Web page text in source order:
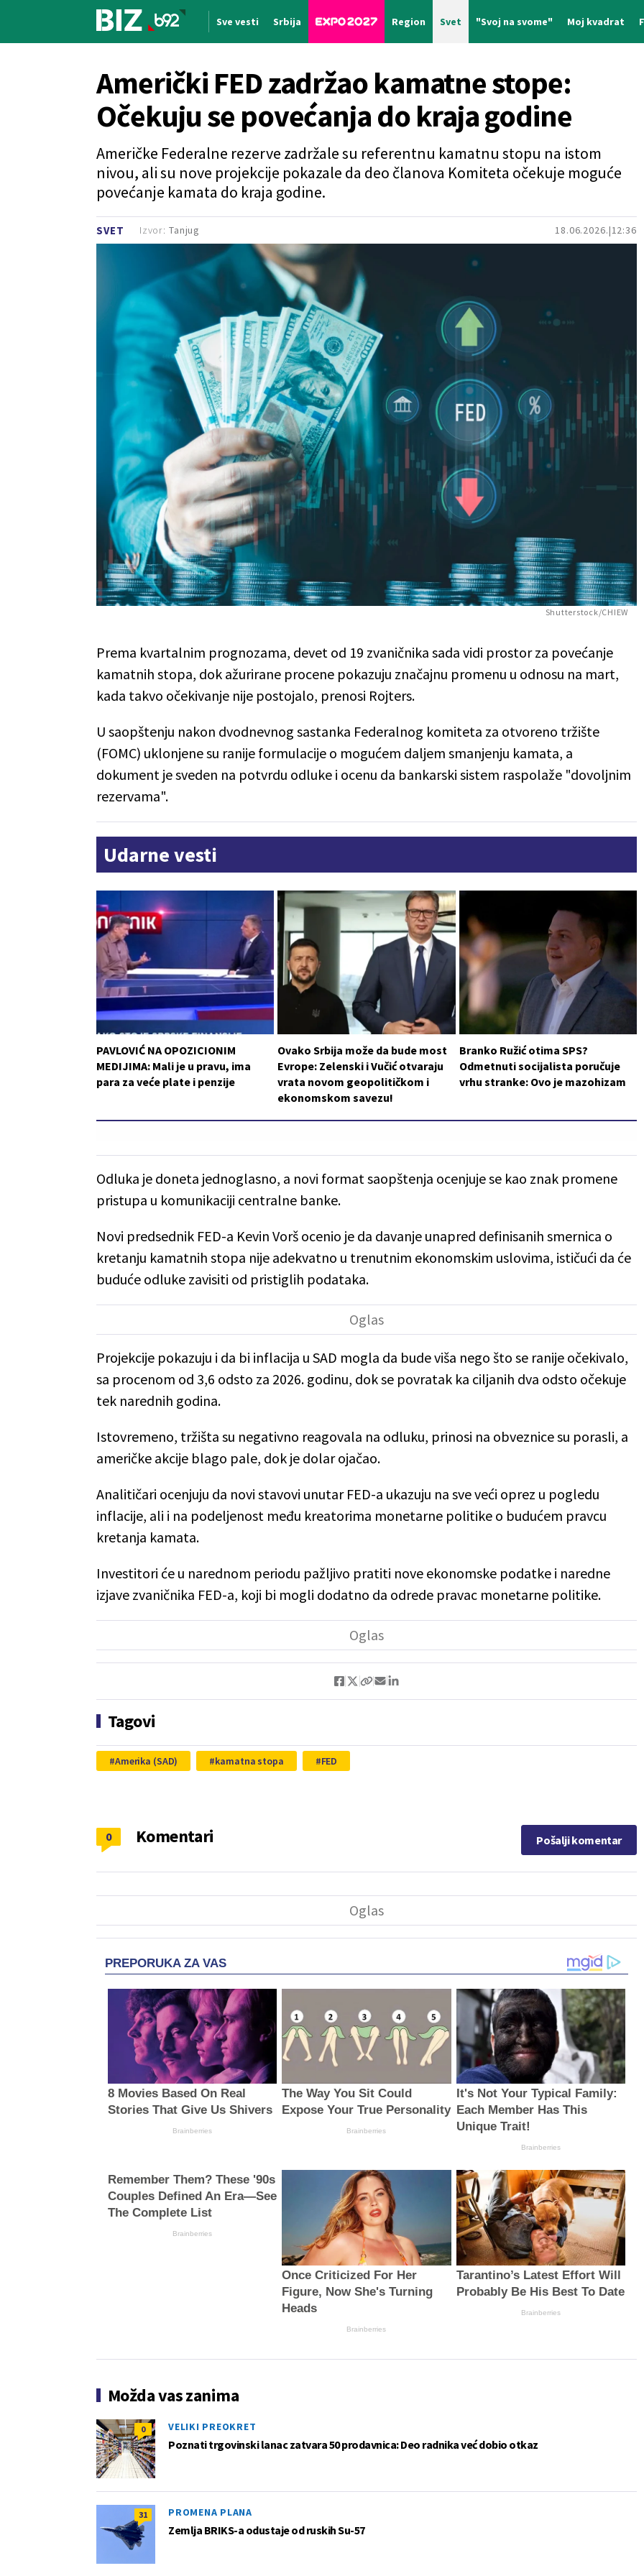
Sve vesti Srbija Region Svet "Svoj na svome" Moj kvadrat
SVET 18.06.2026. 12:36
Američki FED zadržao kamatne stope:
Očekuju se povećanja do kraja godine
Američke Federalne rezerve zadržale su referentnu kamatnu stopu na istom
nivou, ali su nove projekcije pokazale da deo članova Komiteta očekuje moguće
povećanje kamata do kraja godine.
Izvor: Tanjug
Shutterstock/CHIEW
Prema kvartalnim prognozama, devet od 19 zvaničnika sada vidi prostor za povećanje
kamatnih stopa, dok ažurirane procene pokazuju značajnu promenu u odnosu na mart,
kada takvo očekivanje nije postojalo, prenosi Rojters.
U saopštenju nakon dvodnevnog sastanka Federalnog komiteta za otvoreno tržište
(FOMC) uklonjene su ranije formulacije o mogućem daljem smanjenju kamata, a
dokument je sveden na potvrdu odluke i ocenu da bankarski sistem raspolaže "dovoljnim
rezervama".
Udarne vesti
PAVLOVIĆ NA OPOZICIONIM
MEDIJIMA: Mali je u pravu, ima
para za veće plate i penzije
Ovako Srbija može da bude most
Evrope: Zelenski i Vučić otvaraju
vrata novom geopolitičkom i
ekonomskom savezu!
Branko Ružić otima SPS?
Odmetnuti socijalista poručuje
vrhu stranke: Ovo je mazohizam
Odluka je doneta jednoglasno, a novi format saopštenja ocenjuje se kao znak promene
pristupa u komunikaciji centralne banke.
Novi predsednik FED-a Kevin Vorš ocenio je da davanje unapred definisanih smernica o
kretanju kamatnih stopa nije adekvatno u trenutnim ekonomskim uslovima, ističući da će
buduće odluke zavisiti od pristiglih podataka.
Projekcije pokazuju i da bi inflacija u SAD mogla da bude viša nego što se ranije očekivalo,
sa procenom od 3,6 odsto za 2026. godinu, dok se povratak ka ciljanih dva odsto očekuje
tek narednih godina.
Istovremeno, tržišta su negativno reagovala na odluku, prinosi na obveznice su porasli, a
američke akcije blago pale, dok je dolar ojačao.
Analitičari ocenjuju da novi stavovi unutar FED-a ukazuju na sve veći oprez u pogledu
inflacije, ali i na podeljenost među kreatorima monetarne politike o budućem pravcu
kretanja kamata.
Investitori će u narednom periodu pažljivo pratiti nove ekonomske podatke i naredne
izjave zvaničnika FED-a, koji bi mogli dodatno da odrede pravac monetarne politike.
Tagovi
Amerika (SAD) kamatna stopa FED
Komentari
0 Pošalji komentar
PREPORUKA ZA VAS
8 Movies Based On Real
Stories That Give Us Shivers
Brainberries
The Way You Sit Could
Expose Your True Personality
Brainberries
It's Not Your Typical Family:
Each Member Has This
Unique Trait!
Brainberries
Remember Them? These '90s
Couples Defined An Era—See
The Complete List
Brainberries
Once Criticized For Her
Figure, Now She's Turning
Heads
Brainberries
Tarantino’s Latest Effort Will
Probably Be His Best To Date
Brainberries
Možda vas zanima
0 VELIKI PREOKRET
Poznati trgovinski lanac zatvara 50 prodavnica: Deo radnika već dobio otkaz
31 PROMENA PLANA
Zemlja BRIKS-a odustaje od ruskih Su-57